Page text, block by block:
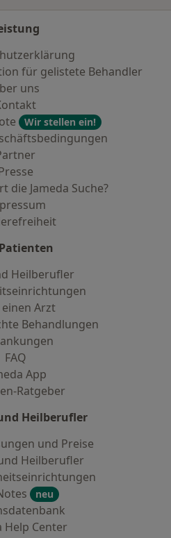
für gelistete Behandler
uns
Wir stellen ein!
die Jameda Suche?
Heilberufler
einen Arzt
Behandlungen
FAQ
App
Ratgeber
Heilberufler
und Preise
Heilberufler
neu
Help Center